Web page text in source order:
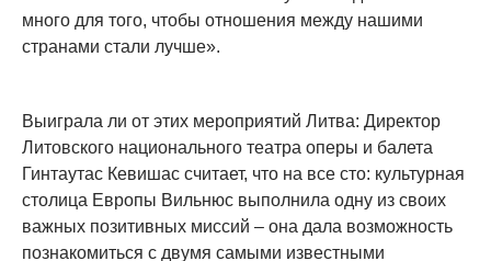
много для того, чтобы отношения между нашими
странами стали лучше».
Выиграла ли от этих мероприятий Литва: Директор
Литовского национального театра оперы и балета
Гинтаутас Кевишас считает, что на все сто: культурная
столица Европы Вильнюс выполнила одну из своих
важных позитивных миссий – она дала возможность
познакомиться с двумя самыми известными